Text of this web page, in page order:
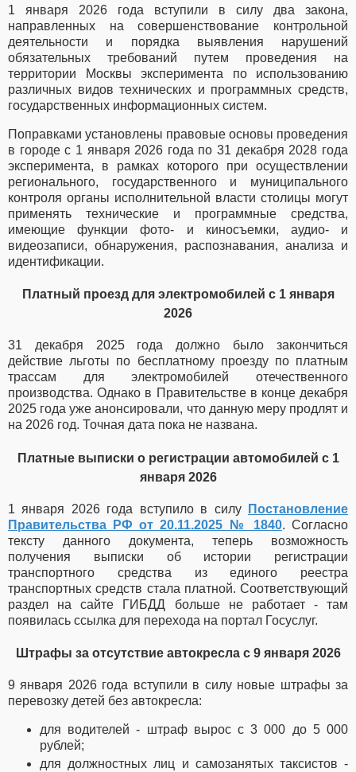
1 января 2026 года вступили в силу два закона,
направленных на совершенствование контрольной
деятельности и порядка выявления нарушений
обязательных требований путем проведения на
территории Москвы эксперимента по использованию
различных видов технических и программных средств,
государственных информационных систем.
Поправками установлены правовые основы проведения
в городе с 1 января 2026 года по 31 декабря 2028 года
эксперимента, в рамках которого при осуществлении
регионального, государственного и муниципального
контроля органы исполнительной власти столицы могут
применять технические и программные средства,
имеющие функции фото- и киносъемки, аудио- и
видеозаписи, обнаружения, распознавания, анализа и
идентификации.
Платный проезд для электромобилей с 1 января
2026
31 декабря 2025 года должно было закончиться
действие льготы по бесплатному проезду по платным
трассам для электромобилей отечественного
производства. Однако в Правительстве в конце декабря
2025 года уже анонсировали, что данную меру продлят и
на 2026 год. Точная дата пока не названа.
Платные выписки о регистрации автомобилей с 1
января 2026
1 января 2026 года вступило в силу
Постановление
Правительства РФ от 20.11.2025 № 1840. Согласно
тексту данного документа, теперь возможность
получения выписки об истории регистрации
транспортного средства из единого реестра
транспортных средств стала платной. Соответствующий
раздел на сайте ГИБДД больше не работает - там
появилась ссылка для перехода на портал Госуслуг.
Штрафы за отсутствие автокресла с 9 января 2026
9 января 2026 года вступили в силу новые штрафы за
перевозку детей без автокресла:
для водителей - штраф вырос с 3 000 до 5 000
рублей;
для должностных лиц и самозанятых таксистов -